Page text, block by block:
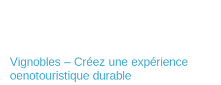
Vignobles – Créez une expérience
oenotouristique durable